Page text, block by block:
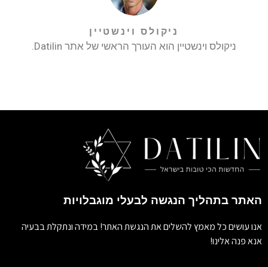
ניקולס וינשטיין
ניקולס וינשטיין הוא העורך הראשי של אתר Datilin.
האתר בתהליך הנגשה לבעלי מוגבלויות
אנו עושים כל מאמץ להשלים את הנגשת האתר! במידה ונתקלת בבעיה
אנא פנה אלינו!